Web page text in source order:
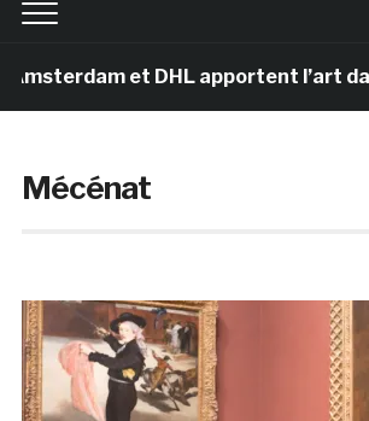
et DHL apportent l’art dans les
Mécénat